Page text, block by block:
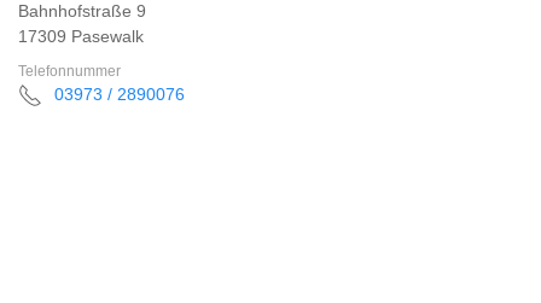
Bahnhofstraße 9
17309 Pasewalk
Telefonnummer
03973 / 2890076